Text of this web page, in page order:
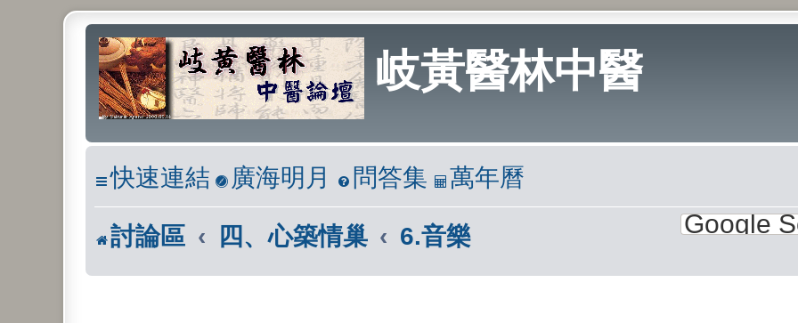
岐黃醫林中醫
快速連結 廣海明月 問答集 萬年曆
討論區 四、心築情巢 6.音樂